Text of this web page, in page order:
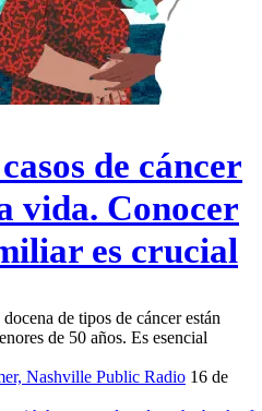
de cáncer
vida. Conocer
es crucial
de tipos de cáncer están
de 50 años. Es esencial
Nashville Public Radio 16 de